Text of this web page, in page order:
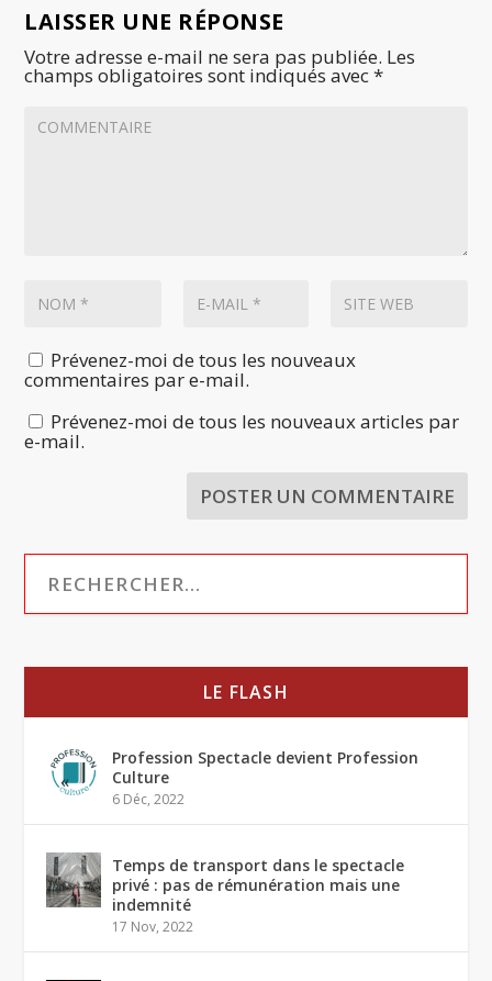
LAISSER UNE RÉPONSE
Votre adresse e-mail ne sera pas publiée. Les
champs obligatoires sont indiqués avec*
Prévenez-moi de tous les nouveaux
commentaires par e-mail.
Prévenez-moi de tous les nouveaux articles par
e-mail.
LE FLASH
Profession Spectacle devient Profession
Culture
6 Déc, 2022
Temps de transport dans le spectacle
privé : pas de rémunération mais une
indemnité
17 Nov, 2022